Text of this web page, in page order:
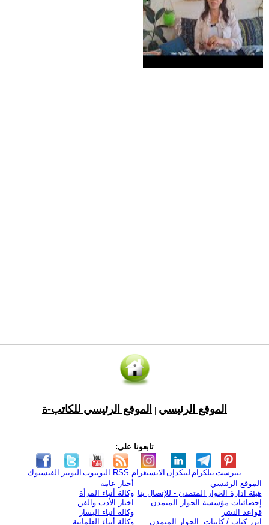
الموقع الرئيسي الموقع الرئيسي للكاتب-ة
تابعونا على:
الفيسبوك التويتر اليوتيوب RSS الانستغرام لينكدإن تيلكرامبنترست
الموقع الرئيسي
هيئة ادارة الحوار المتمدن - للإتصال بنا
إحصائيات مؤسسة الحوار المتمدن
قواعد النشر
ابرز كتاب / كاتبات الحوار المتمدن
أخبار عامة
وكالة أنباء المرأة
اخبار الأدب والفن
وكالة أنباء اليسار
وكالة أنباء العلمانية